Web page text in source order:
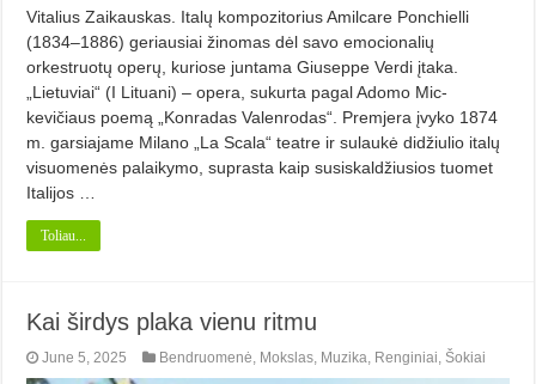
Vitalius Zaikauskas. Italų kompozitorius Amilcare Ponchielli
(1834–1886) geriausiai žinomas dėl savo emocionalių
orkestruotų operų, kuriose juntama Giuseppe Verdi įtaka.
„Lietuviai“ (I Lituani) – opera, sukurta pagal Adomo Mic­­
kevičiaus poemą „Konradas Valenrodas“. Premjera įvyko 1874
m. garsiajame Milano „La Scala“ teatre ir sulaukė didžiulio italų
visuomenės palaikymo, suprasta kaip susiskaldžiusios tuomet
Italijos …
Toliau...
Kai širdys plaka vienu ritmu
June 5, 2025 Bendruomenė, Mokslas, Muzika, Renginiai, Šokiai